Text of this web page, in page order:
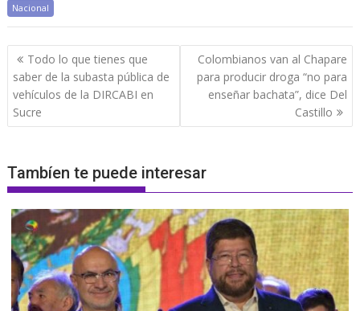
Nacional
Navegación
de
entradas
Todo lo que tienes que
saber de la subasta pública de
vehículos de la DIRCABI en
Sucre
Colombianos van al Chapare
para producir droga “no para
enseñar bachata”, dice Del
Castillo
Tambíen te puede interesar